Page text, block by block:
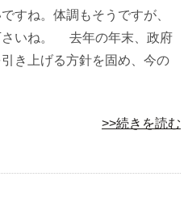
すね。体調もそうですが、
さいね。 去年の年末、政府
き上げる方針を固め、今の
>>続きを読む